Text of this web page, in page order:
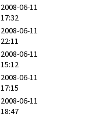
2008-06-11
17:32
2008-06-11
22:11
2008-06-11
15:12
2008-06-11
17:15
2008-06-11
18:47